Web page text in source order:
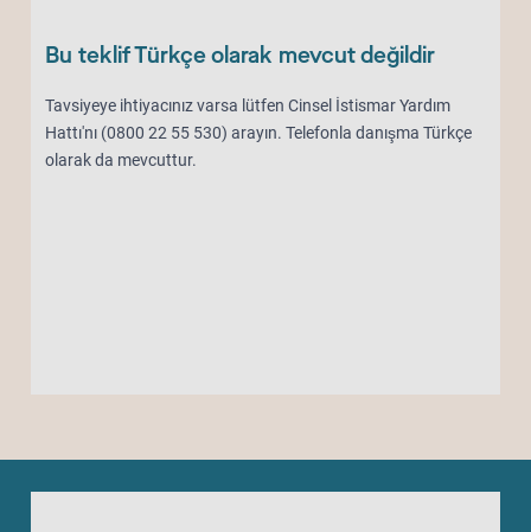
Bu teklif Türkçe olarak mevcut değildir
Tavsiyeye ihtiyacınız varsa lütfen Cinsel İstismar Yardım
Hattı'nı (0800 22 55 530) arayın. Telefonla danışma Türkçe
olarak da mevcuttur.